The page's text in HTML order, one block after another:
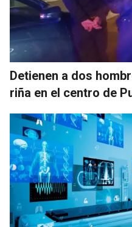
Detienen a dos
riña en el centro de